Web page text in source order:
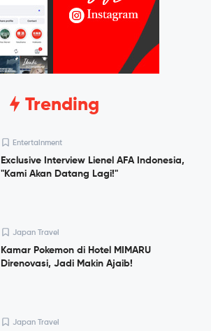
Trending
Entertainment
Exclusive Interview Lienel AFA Indonesia,
"Kami Akan Datang Lagi!"
Japan Travel
Kamar Pokemon di Hotel MIMARU
Direnovasi, Jadi Makin Ajaib!
Japan Travel